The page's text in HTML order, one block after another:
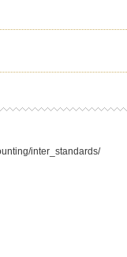
inter_standards/